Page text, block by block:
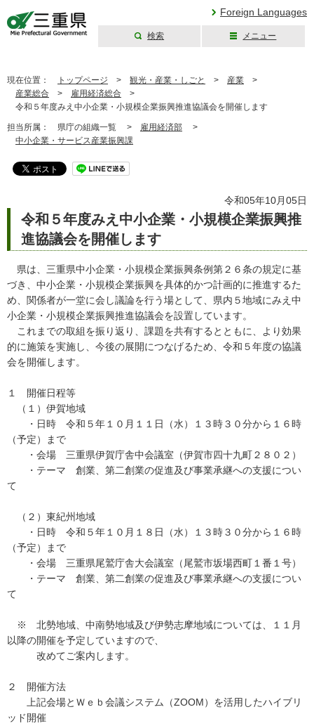
Foreign Languages
検索 メニュー
現在位置： トップページ > 観光・産業・しごと > 産業 >
産業総合 > 雇用経済総合 >
令和５年度みえ中小企業・小規模企業振興推進協議会を開催します
担当所属： 県庁の組織一覧 > 雇用経済部 >
中小企業・サービス産業振興課
令和05年10月05日
令和５年度みえ中小企業・小規模企業振興推
進協議会を開催します
県は、三重県中小企業・小規模企業振興条例第２６条の規定に基
づき、中小企業・小規模企業振興を具体的かつ計画的に推進するた
め、関係者が一堂に会し議論を行う場として、県内５地域にみえ中
小企業・小規模企業振興推進協議会を設置しています。
これまでの取組を振り返り、課題を共有するとともに、より効果
的に施策を実施し、今後の展開につなげるため、令和５年度の協議
会を開催します。
１ 開催日程等
（１）伊賀地域
・日時 令和５年１０月１１日（水）１３時３０分から１６時
（予定）まで
・会場 三重県伊賀庁舎中会議室（伊賀市四十九町２８０２）
・テーマ 創業、第二創業の促進及び事業承継への支援につい
て
（２）東紀州地域
・日時 令和５年１０月１８日（水）１３時３０分から１６時
（予定）まで
・会場 三重県尾鷲庁舎大会議室（尾鷲市坂場西町１番１号）
・テーマ 創業、第二創業の促進及び事業承継への支援につい
て
※ 北勢地域、中南勢地域及び伊勢志摩地域については、１１月
以降の開催を予定していますので、
改めてご案内します。
２ 開催方法
上記会場とＷｅｂ会議システム（ZOOM）を活用したハイブリ
ッド開催